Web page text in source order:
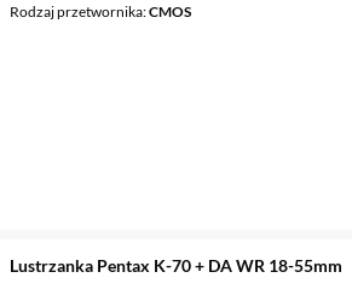
Rodzaj przetwornika CMOS
Lustrzanka Pentax K-70 + DA WR 18-55mm